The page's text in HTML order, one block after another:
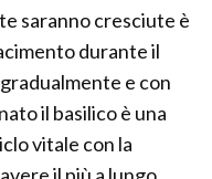
saranno cresciute è
durante il
e con
il basilico è una
vitale con la